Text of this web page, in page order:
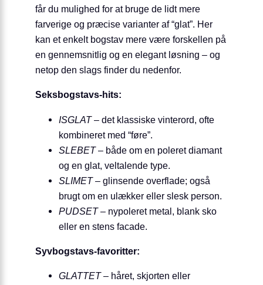
får du mulighed for at bruge de lidt mere
farverige og præcise varianter af “glat”. Her
kan et enkelt bogstav mere være forskellen på
en gennemsnitlig og en elegant løsning – og
netop den slags finder du nedenfor.
Seksbogstavs-hits:
ISGLAT– det klassiske vinterord, ofte
kombineret med “føre”.
SLEBET– både om en poleret diamant
og en glat, veltalende type.
SLIMET– glinsende overflade; også
brugt om en ulækker eller slesk person.
PUDSET– nypoleret metal, blank sko
eller en stens facade.
Syvbogstavs-favoritter:
GLATTET– håret, skjorten eller